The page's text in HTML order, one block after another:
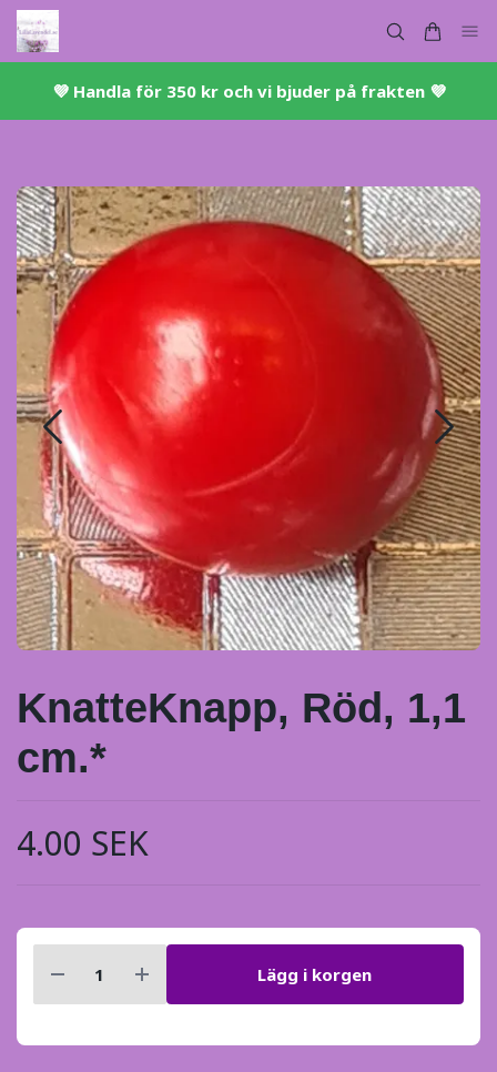
💜 ​Handla för 350 kr och vi bjuder på frakten 💜​
KnatteKnapp, Röd, 1,1
cm.*
4.00 SEK
Lägg i korgen